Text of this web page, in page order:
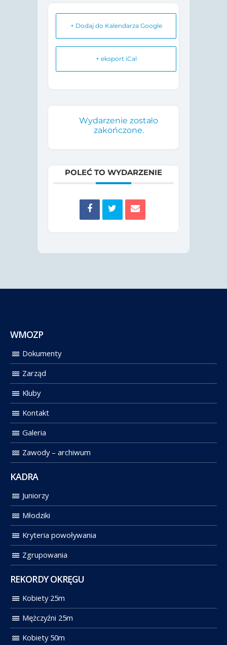
+ Dodaj do Kalendarza Google
+ eksport iCal
Wydarzenie zostało
zakończone.
POLEĆ TO WYDARZENIE
WMOZP
Dokumenty
Zarząd
Kluby
Kontakt
Galeria
Zawody – archiwum
KADRA
Juniorzy
Młodziki
Kryteria powoływania
Zgrupowania
REKORDY OKRĘGU
Kobiety 25m
Mężczyźni 25m
Kobiety 50m